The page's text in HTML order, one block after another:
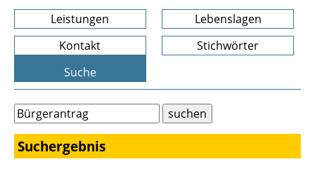
Leistungen
Lebenslagen
Kontakt
Stichwörter
Suche
Suchergebnis